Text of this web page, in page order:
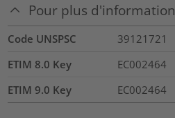
Pour plus d'information
Code UNSPSC
39121721
ETIM 8.0 Key
EC002464
ETIM 9.0 Key
EC002464